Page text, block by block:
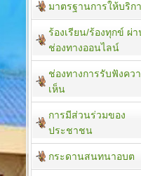
มาตรฐานการให้บริก
ร้องเรียน/ร้องทุกข์ ผ่
ช่องทางออนไลน์
ช่องทางการรับฟังคว
เห็น
การมีส่วนร่วมของ
ประชาชน
กระดานสนทนาอบต